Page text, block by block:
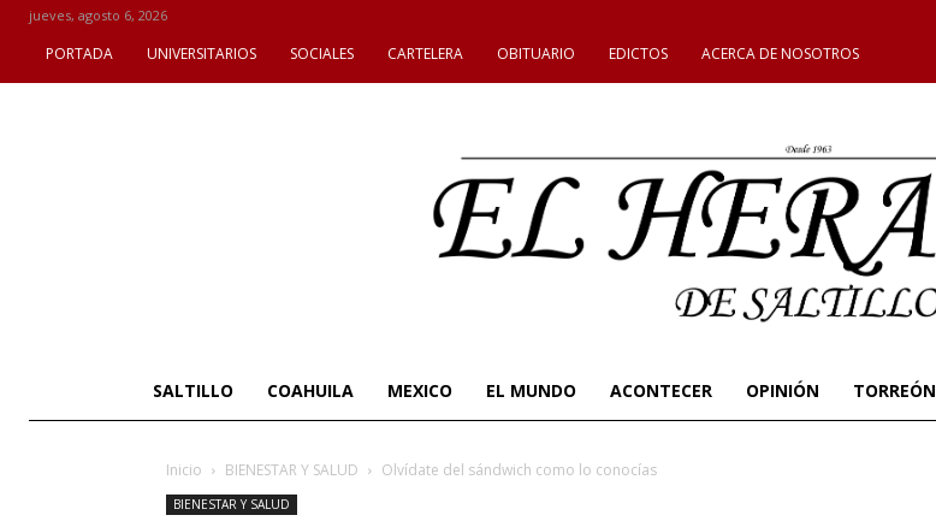
jueves, agosto 6, 2026
PORTADA UNIVERSITARIOS SOCIALES CARTELERA OBITUARIO EDICTOS ACERCA DE NOSOTROS
SALTILLO COAHUILA MEXICO EL MUNDO ACONTECER OPINIÓN TORREÓN
Inicio BIENESTAR Y SALUD Olvídate del sándwich como lo conocías
BIENESTAR Y SALUD